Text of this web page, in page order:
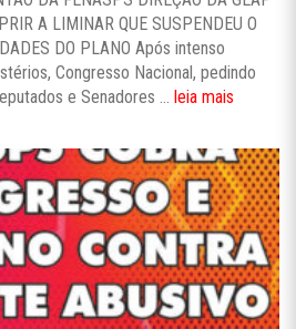
A LIMINAR QUE SUSPENDEU O
DO PLANO Após intenso
Congresso Nacional, pedindo
e Senadores ... leia mais